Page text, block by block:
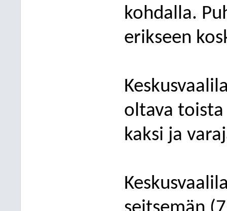
kohdalla.
erikseen
oltava toista
kaksi ja